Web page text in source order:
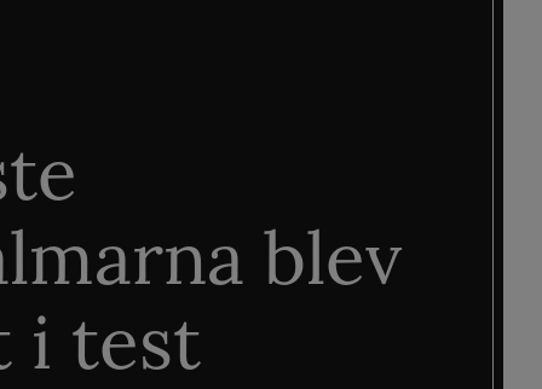
blev
i test